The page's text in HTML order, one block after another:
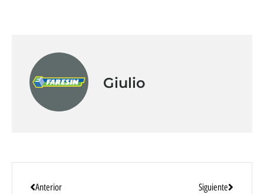
Giulio
Anterior Siguiente